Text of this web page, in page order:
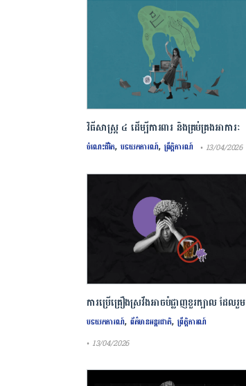
វិធីសាស្រ្ត ៤ ​ដើម្បី​ការពារ និងគ្រប់គ្រង​អាការៈ
Burnout
ចំណេះជីវិត, បទយកការណ៍, ព្រឹត្តិការណ៍ • 13/04/2026
ការ​ប្រើគ្រឿង​ស្រវឹង​អាចបំផ្លាញ​ខួរក្បាល ដែល​រួម
ចំណែក​នាំឱ្យ​មាន​ជំងឺ​វង្វេង
បទយកការណ៍, ព័ត៌មានអន្តរជាតិ,ព្រឹត្តិការណ៍
• 13/04/2026